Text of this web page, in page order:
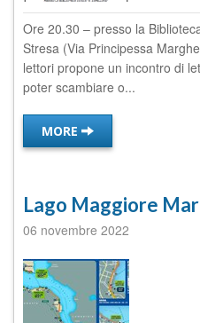
Ore 20.30 – presso la
Stresa (Via Principessa
lettori propone un incontro di
poter scambiare o...
MORE
Lago Maggiore
06 novembre 2022